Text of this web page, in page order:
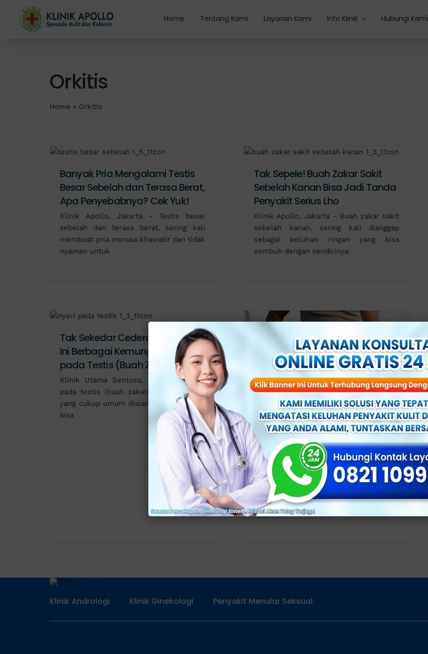
content
Home Tentang Kami Layanan Kami Info Klinik Hubungi Kami
Orkitis
Home » Orkitis
Banyak Pria Mengalami Testis
Besar Sebelah dan Terasa Berat,
Apa Penyebabnya? Cek Yuk!
Klinik Apollo, Jakarta - Testis besar
sebelah dan terasa berat, sering kali
membuat pria merasa khawatir dan tidak
nyaman untuk
Tak Sepele! Buah Zakar Sakit
Sebelah Kanan Bisa Jadi Tanda
Penyakit Serius Lho
Klinik Apollo, Jakarta - Buah zakar sakit
sebelah kanan, sering kali dianggap
sebagai keluhan ringan yang bisa
sembuh dengan sendirinya.
Tak Sekedar Cedera! Ternyata
Ini Berbagai Kemungkinan Nyeri
pada Testis (Buah Zakar)
Klinik Utama Sentosa, Jakarta - Nyeri
pada testis (buah zakar) adalah kondisi
yang cukup umum dialami oleh pria, dan
bisa
Langkah Awal Redakan Nyeri,
Begini Pengobatan Terbaik Atasi
Peradangan Testis (Orkitis)!
Klinik Utama Sentosa, Jakarta -
Peradangan testis (orkitis) merupakan
kondisi medis yang ditandai dengan
peradangan pada salah satu atau kedua
Klinik Andrologi Klinik Ginekologi Penyakit Menular Seksual